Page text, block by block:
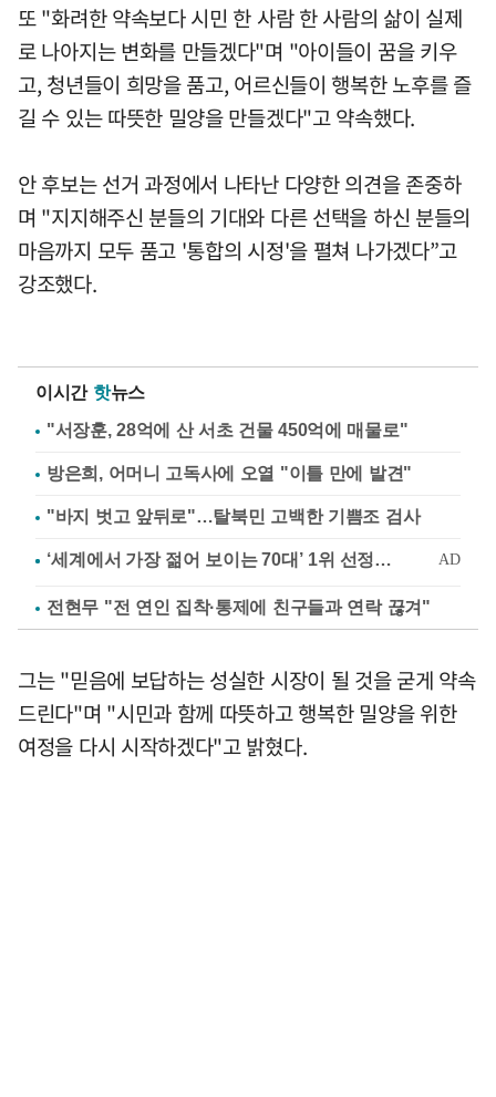
또 "화려한 약속보다 시민 한 사람 한 사람의 삶이 실제
로 나아지는 변화를 만들겠다"며 "아이들이 꿈을 키우
고, 청년들이 희망을 품고, 어르신들이 행복한 노후를 즐
길 수 있는 따뜻한 밀양을 만들겠다"고 약속했다.
안 후보는 선거 과정에서 나타난 다양한 의견을 존중하
며 "지지해주신 분들의 기대와 다른 선택을 하신 분들의
마음까지 모두 품고 '통합의 시정'을 펼쳐 나가겠다”고
강조했다.
이시간 핫뉴스
"서장훈, 28억에 산 서초 건물 450억에 매물로"
방은희, 어머니 고독사에 오열 "이틀 만에 발견"
"바지 벗고 앞뒤로"…탈북민 고백한 기쁨조 검사
전현무 "전 연인 집착·통제에 친구들과 연락 끊겨"
그는 "믿음에 보답하는 성실한 시장이 될 것을 굳게 약속
드린다"며 "시민과 함께 따뜻하고 행복한 밀양을 위한
여정을 다시 시작하겠다"고 밝혔다.